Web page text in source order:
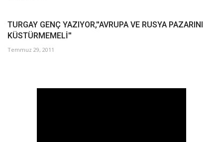
TURGAY GENÇ YAZIYOR,''AVRUPA VE RUSYA PAZARINI
KÜSTÜRMEMELİ''
Temmuz 29, 2011